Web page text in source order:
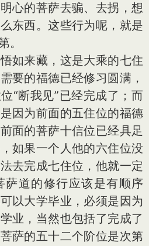
心的菩萨去骗、去拐，想
东西。这些行为呢，就是
。
来藏，这是大乘的七住
要的福德已经修习圆满，
“断我见”已经完成了；而
因为前面的五住位的福德
面的菩萨十信位已经具足
如果一个人他的六住位没
去完成七住位，他就一定
萨道的修行应该是有顺序
以大学毕业，必须是因为
业，当然也包括了完成了
萨的五十二个阶位是次第